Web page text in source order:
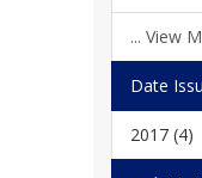
... View
Date
2017 (4)